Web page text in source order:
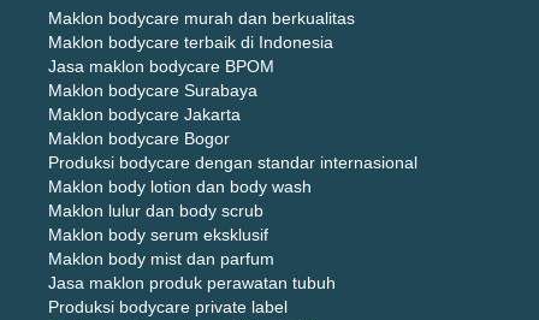
Maklon bodycare murah dan berkualitas
Maklon bodycare terbaik di Indonesia
Jasa maklon bodycare BPOM
Maklon bodycare Surabaya
Maklon bodycare Jakarta
Maklon bodycare Bogor
Produksi bodycare dengan standar internasional
Maklon body lotion dan body wash
Maklon lulur dan body scrub
Maklon body serum eksklusif
Maklon body mist dan parfum
Jasa maklon produk perawatan tubuh
Produksi bodycare private label